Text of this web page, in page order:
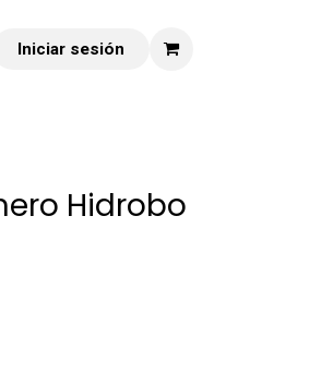
Iniciar sesión
Hidrobo